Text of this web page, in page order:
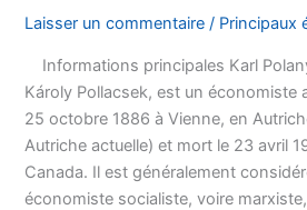
Laisser un commentaire / Principaux
Informations principales Karl
Károly Pollacsek, est un économiste
25 octobre 1886 à Vienne, en
Autriche actuelle) et mort le 23 avril
Canada. Il est généralement
économiste socialiste, voire